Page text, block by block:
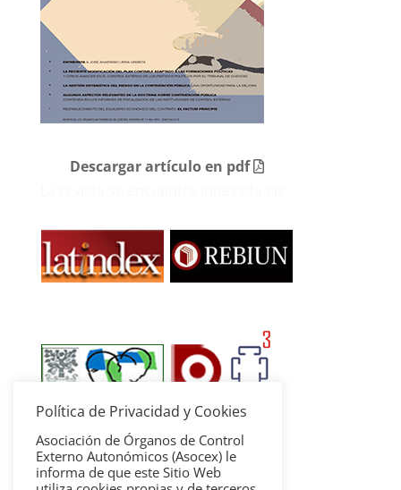
Descargar artículo en pdf
Política de Privacidad y Cookies
Asociación de Órganos de Control
Externo Autonómicos (Asocex) le
informa de que este Sitio Web